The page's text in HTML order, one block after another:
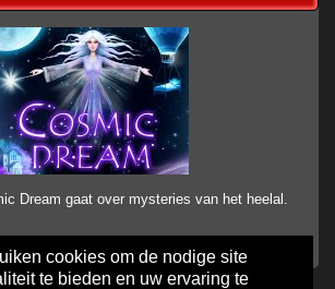
cookies om de nodige site
te bieden en uw ervaring te
Dream gaat over mysteries van het heelal.